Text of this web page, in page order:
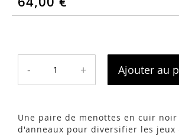
- + Ajouter au
Une paire de menottes en cuir
d'anneaux pour diversifier les jeux